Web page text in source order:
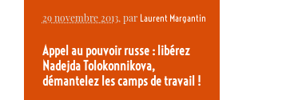
29 novembre 2013, par Laurent Margantin
Appel au pouvoir russe : libérez
Nadejda Tolokonnikova,
démantelez les camps de travail !